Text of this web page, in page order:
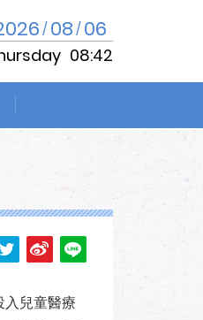
/ 08/ 06
08:42
入兒童醫療